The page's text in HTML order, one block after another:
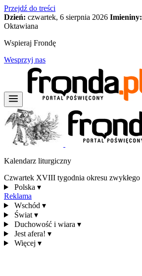
Przejdź do treści
Dzień: czwartek, 6 sierpnia 2026 Imieniny:
Oktawiana
Wspieraj Frondę
Wesprzyj nas
Kalendarz liturgiczny
Czwartek XVIII tygodnia okresu zwykłego
Polska ▾
Reklama
Wschód ▾
Świat ▾
Duchowość i wiara ▾
Jest afera! ▾
Więcej ▾